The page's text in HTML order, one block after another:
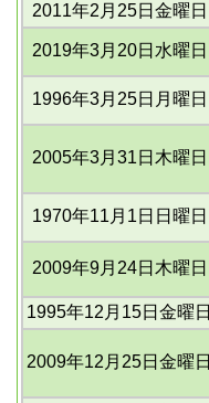
2011年2月25日金曜日
2019年3月20日水曜日
1996年3月25日月曜日
2005年3月31日木曜日
1970年11月1日日曜日
2009年9月24日木曜日
1995年12月15日金曜日
2009年12月25日金曜日